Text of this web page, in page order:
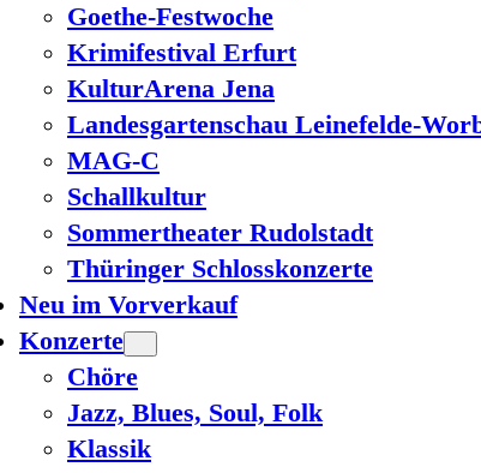
Goethe-Festwoche
Krimifestival Erfurt
KulturArena Jena
Landesgartenschau Leinefelde-
MAG-C
Schallkultur
Sommertheater Rudolstadt
Thüringer Schlosskonzerte
Neu im Vorverkauf
Konzerte
Chöre
Jazz, Blues, Soul, Folk
Klassik